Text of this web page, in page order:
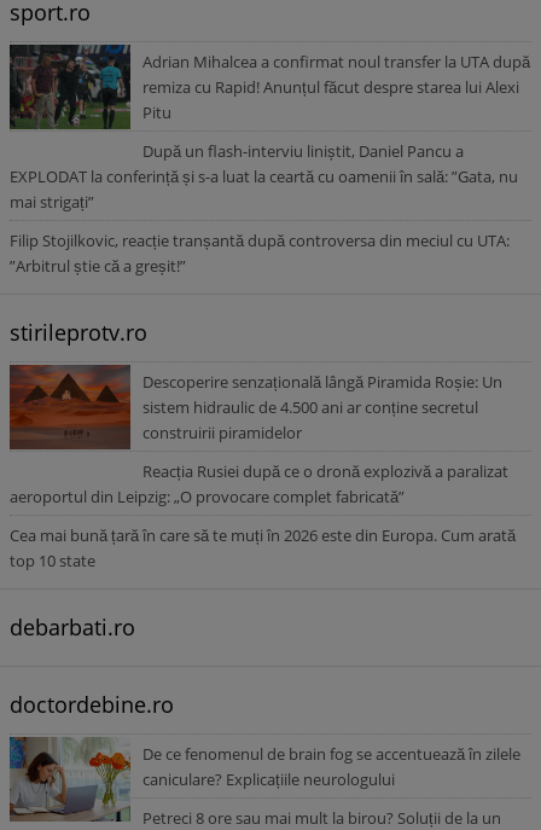
sport.ro
Adrian Mihalcea a confirmat noul transfer la UTA după
remiza cu Rapid! Anunțul făcut despre starea lui Alexi
Pitu
După un flash-interviu liniștit, Daniel Pancu a
EXPLODAT la conferință și s-a luat la ceartă cu oamenii în sală: ”Gata, nu
mai strigați”
Filip Stojilkovic, reacție tranșantă după controversa din meciul cu UTA:
”Arbitrul știe că a greșit!”
stirileprotv.ro
Descoperire senzațională lângă Piramida Roșie: Un
sistem hidraulic de 4.500 ani ar conține secretul
construirii piramidelor
Reacția Rusiei după ce o dronă explozivă a paralizat
aeroportul din Leipzig: „O provocare complet fabricată”
Cea mai bună țară în care să te muți în 2026 este din Europa. Cum arată
top 10 state
debarbati.ro
doctordebine.ro
De ce fenomenul de brain fog se accentuează în zilele
caniculare? Explicațiile neurologului
Petreci 8 ore sau mai mult la birou? Soluții de la un